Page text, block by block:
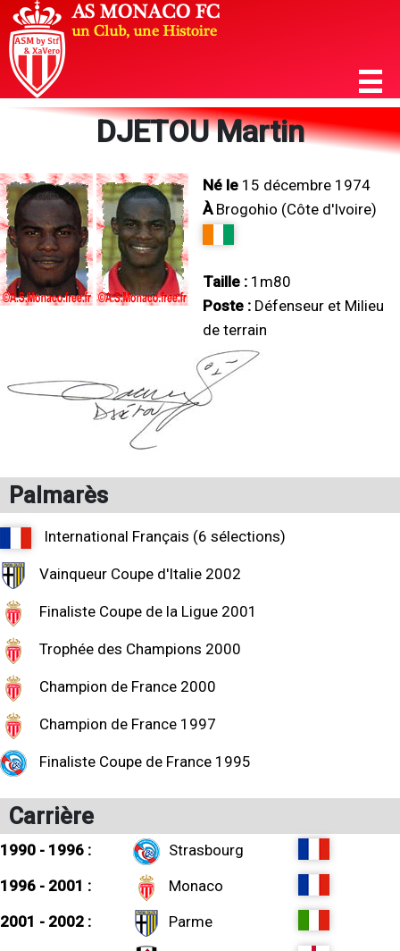
DJETOU Martin
Né le 15 décembre 1974
ÀBrogohio (Côte d'Ivoire)
Taille : 1m80
Poste : Défenseur et Milieu
de terrain
Palmarès
International Français (6 sélections)
Vainqueur Coupe d'Italie 2002
Finaliste Coupe de la Ligue 2001
Trophée des Champions 2000
Champion de France 2000
Champion de France 1997
Finaliste Coupe de France 1995
Carrière
1990 - 1996 :
Strasbourg
1996 - 2001 :
Monaco
2001 - 2002 :
Parme